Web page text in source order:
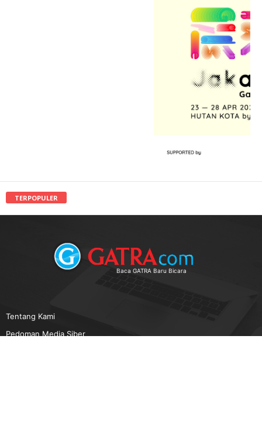
TERPOPULER
Baca GATRA Baru Bicara
Tentang Kami
Pedoman Media Siber